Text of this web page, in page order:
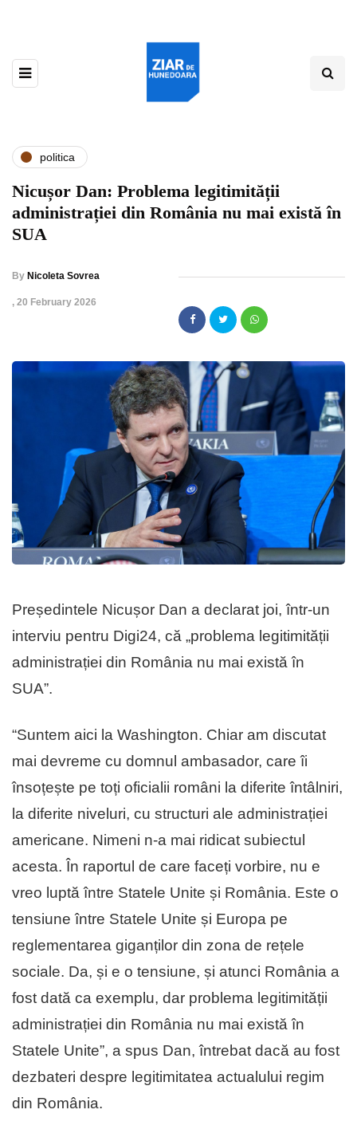
politica
Nicușor Dan: Problema legitimității
administrației din România nu mai există în
SUA
By Nicoleta Sovrea
, 20 February 2026
Președintele Nicușor Dan a declarat joi, într-un
interviu pentru Digi24, că „problema legitimității
administrației din România nu mai există în
SUA”.
“Suntem aici la Washington. Chiar am discutat
mai devreme cu domnul ambasador, care îi
însoțește pe toți oficialii români la diferite întâlniri,
la diferite niveluri, cu structuri ale administrației
americane. Nimeni n-a mai ridicat subiectul
acesta. În raportul de care faceți vorbire, nu e
vreo luptă între Statele Unite și România. Este o
tensiune între Statele Unite și Europa pe
reglementarea giganților din zona de rețele
sociale. Da, și e o tensiune, și atunci România a
fost dată ca exemplu, dar problema legitimității
administrației din România nu mai există în
Statele Unite”, a spus Dan, întrebat dacă au fost
dezbateri despre legitimitatea actualului regim
din România.